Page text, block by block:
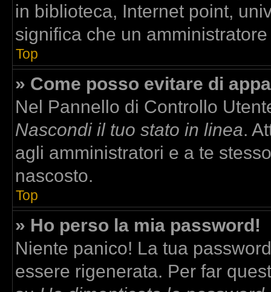
in biblioteca, Internet point,
significa che un
Top
» Come posso evitare di
Nel Pannello di Controllo
Nascondi il tuo stato in linea.
agli amministratori e a te
nascosto.
Top
» Ho perso la mia password!
Niente panico! La tua
essere rigenerata. Per far